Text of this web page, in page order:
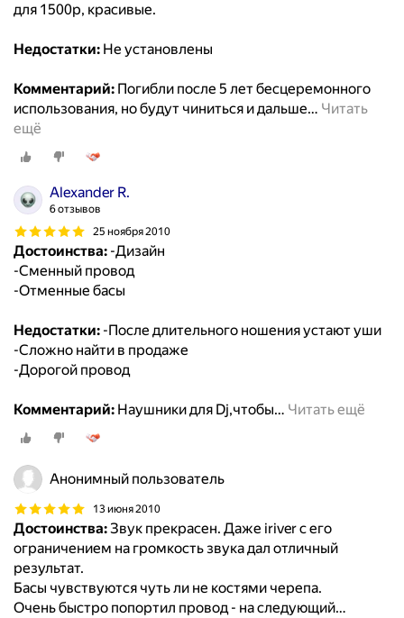
для 1500р, красивые.
Недостатки: Не установлены
Комментарий: Погибли после 5 лет бесцеремонного
использования, но будут чиниться и дальше… Читать
ещё
Alexander R.
6 отзывов
25 ноября 2010
Достоинства: -Дизайн
-Сменный провод
-Отменные басы
Недостатки: -После длительного ношения устают уши
-Сложно найти в продаже
-Дорогой провод
Комментарий: Наушники для Dj,чтобы… Читать ещё
Анонимный пользователь
13 июня 2010
Достоинства:Звук прекрасен. Даже iriver с его
ограничением на громкость звука дал отличный
результат.
Басы чувствуются чуть ли не костями черепа.
Очень быстро попортил провод - на следующий…